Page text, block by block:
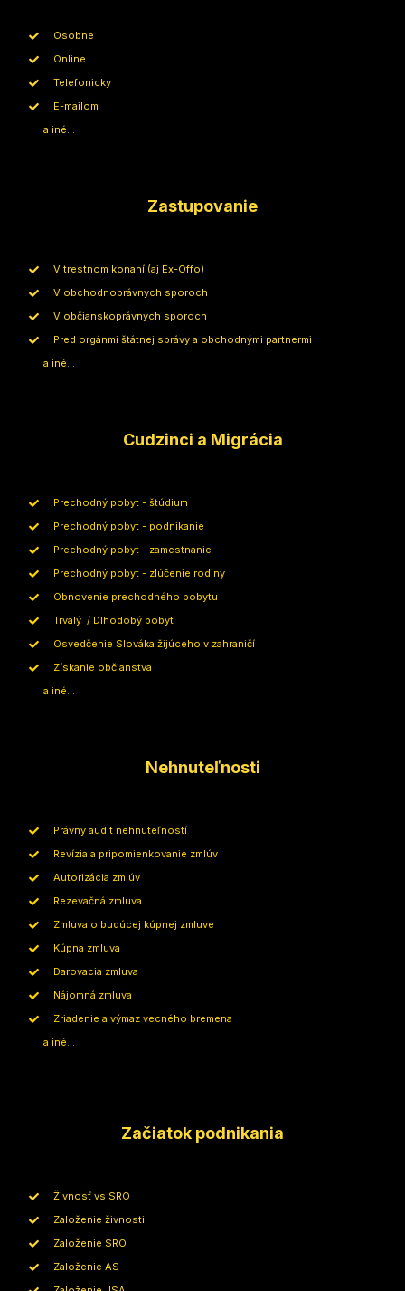
Osobne
Online
Telefonicky
E-mailom
a iné...
Zastupovanie
V trestnom konaní (aj Ex-Offo)
V obchodnoprávnych sporoch
V občianskoprávnych sporoch
Pred orgánmi štátnej správy a obchodnými partnermi
a iné...
Cudzinci a Migrácia
Prechodný pobyt - štúdium
Prechodný pobyt - podnikanie
Prechodný pobyt - zamestnanie
Prechodný pobyt - zlúčenie rodiny
Obnovenie prechodného pobytu
Trvalý / Dlhodobý pobyt
Osvedčenie Slováka žijúceho v zahraničí
Získanie občianstva
a iné...
Nehnuteľnosti
Právny audit nehnuteľností
Revízia a pripomienkovanie zmlúv
Autorizácia zmlúv
Rezevačná zmluva
Zmluva o budúcej kúpnej zmluve
Kúpna zmluva
Darovacia zmluva
Nájomná zmluva
Zriadenie a výmaz vecného bremena
a iné...
Začiatok podnikania
Živnosť vs SRO
Založenie živnosti
Založenie SRO
Založenie AS